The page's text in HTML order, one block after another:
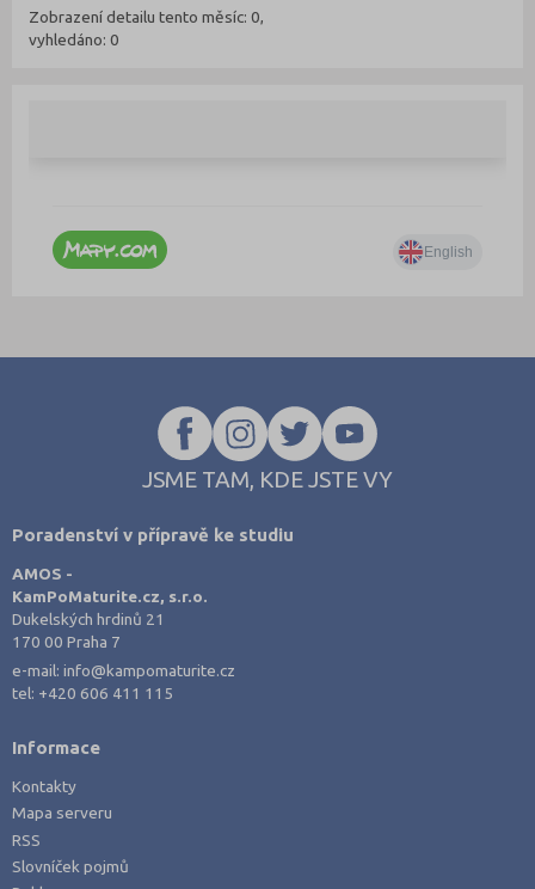
Zobrazení detailu tento měsíc: 0,
vyhledáno: 0
JSME TAM, KDE JSTE VY
Poradenství v přípravě ke studiu
AMOS -
KamPoMaturite.cz, s.r.o.
Dukelských hrdinů 21
170 00 Praha 7
e-mail:info@kampomaturite.cz
tel: +420 606 411 115
Informace
Kontakty
Mapa serveru
RSS
Slovníček pojmů